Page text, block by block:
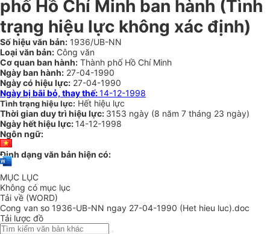
phố Hồ Chí Minh ban hành (Tình
trạng hiệu lực không xác định)
Số hiệu văn bản: 1936/UB-NN
Loại văn bản: Công văn
Cơ quan ban hành: Thành phố Hồ Chí Minh
Ngày ban hành: 27-04-1990
Ngày có hiệu lực: 27-04-1990
Ngày bị bãi bỏ, thay thế:14-12-1998
Tình trạng hiệu lực: Hết hiệu lực
Thời gian duy trì hiệu lực: 3153 ngày (8 năm 7 tháng 23 ngày)
Ngày hết hiệu lực: 14-12-1998
Ngôn ngữ:
Định dạng văn bản hiện có:
MỤC LỤC
Không có mục lục
Tải về (WORD)
Cong van so 1936-UB-NN ngay 27-04-1990 (Het hieu luc).doc
Tải lược đồ